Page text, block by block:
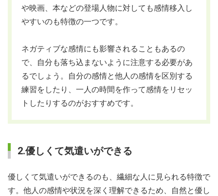
や映画、本などの登場人物に対しても感情移入し
やすいのも特徴の一つです。
ネガティブな感情にも影響されることもあるの
で、自分も落ち込まないように注意する必要があ
るでしょう。自分の感情と他人の感情を区別する
練習をしたり、一人の時間を作って感情をリセッ
トしたりするのがおすすめです。
2.優しくて気遣いができる
優しくて気遣いができるのも、繊細な人に見られる特徴で
す。他人の感情や状況を深く理解できるため、自然と優し